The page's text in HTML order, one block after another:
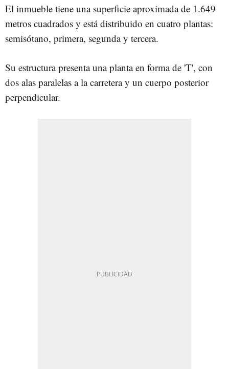
El inmueble tiene una superficie aproximada de 1.649
metros cuadrados y está distribuido en cuatro plantas:
semisótano, primera, segunda y tercera.
Su estructura presenta una planta en forma de 'T', con
dos alas paralelas a la carretera y un cuerpo posterior
perpendicular.